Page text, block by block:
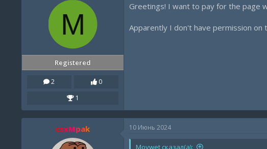
o
:
M
Registered
2
0
1
Greetings! I want to pay for the page
Apparently I don't have permission on
csxMpak 10 Июнь 2024
Moywet сказал(а):